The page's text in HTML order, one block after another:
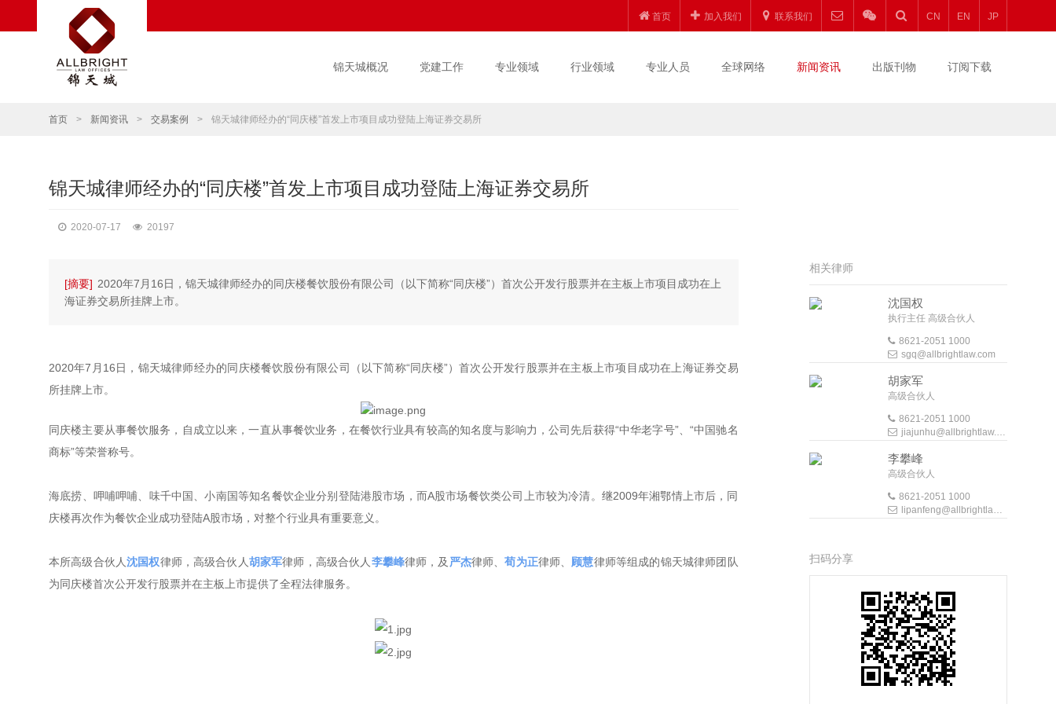
首页 加入我们 联系我们 CN EN JP
锦天城概况 党建工作 专业领域 行业领域 专业人员 全球网络 新闻资讯 出版刊物 订阅下载
首页 > 新闻资讯 > 交易案例 > 锦天城律师经办的“同庆楼”首发上市项目成功登陆上海证券交易所
锦天城律师经办的“同庆楼”首发上市项目成功登陆上海证券交易所
2020-07-17 20197
[摘要] 2020年7月16日，锦天城律师经办的同庆楼餐饮股份有限公司（以下简称“同庆楼”）首次公开发行股票并在主板上市项目成功在上
海证券交易所挂牌上市。
2020年7月16日，锦天城律师经办的同庆楼餐饮股份有限公司（以下简称“同庆楼”）首次公开发行股票并在主板上市项目成功在上海证券交易
所挂牌上市。
同庆楼主要从事餐饮服务，自成立以来，一直从事餐饮业务，在餐饮行业具有较高的知名度与影响力，公司先后获得“中华老字号”、“中国驰名
商标”等荣誉称号。
海底捞、呷哺呷哺、味千中国、小南国等知名餐饮企业分别登陆港股市场，而A股市场餐饮类公司上市较为冷清。继2009年湘鄂情上市后，同
庆楼再次作为餐饮企业成功登陆A股市场，对整个行业具有重要意义。
本所高级合伙人沈国权律师，高级合伙人胡家军律师，高级合伙人李攀峰律师，及 严杰律师、荀为正律师、顾慧律师等组成的锦天城律师团队
为同庆楼首次公开发行股票并在主板上市提供了全程法律服务。
相关律师
沈国权
执行主任 高级合伙人
8621-2051 1000
sgq@allbrightlaw.com
胡家军
高级合伙人
8621-2051 1000
jiajunhu@allbrightlaw.com
李攀峰
高级合伙人
8621-2051 1000
lipanfeng@allbrightlaw.com
扫码分享